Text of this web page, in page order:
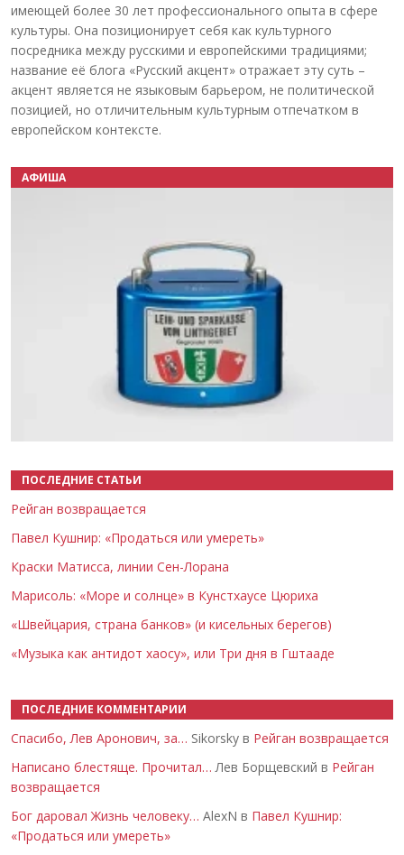
имеющей более 30 лет профессионального опыта в сфере
культуры. Она позиционирует себя как культурного
посредника между русскими и европейскими традициями;
название её блога «Русский акцент» отражает эту суть –
акцент является не языковым барьером, не политической
позицией, но отличительным культурным отпечатком в
европейском контексте.
АФИША
ПОСЛЕДНИЕ СТАТЬИ
Рейган возвращается
Павел Кушнир: «Продаться или умереть»
Краски Матисса, линии Сен-Лорана
Марисоль: «Море и солнце» в Кунстхаусе Цюриха
«Швейцария, страна банков» (и кисельных берегов)
«Музыка как антидот хаосу», или Три дня в Гштааде
ПОСЛЕДНИЕ КОММЕНТАРИИ
Спасибо, Лев Аронович, за… Sikorsky в Рейган возвращается
Написано блестяще. Прочитал… Лев Борщевский в Рейган
возвращается
Бог даровал Жизнь человеку… AlexN в Павел Кушнир:
«Продаться или умереть»